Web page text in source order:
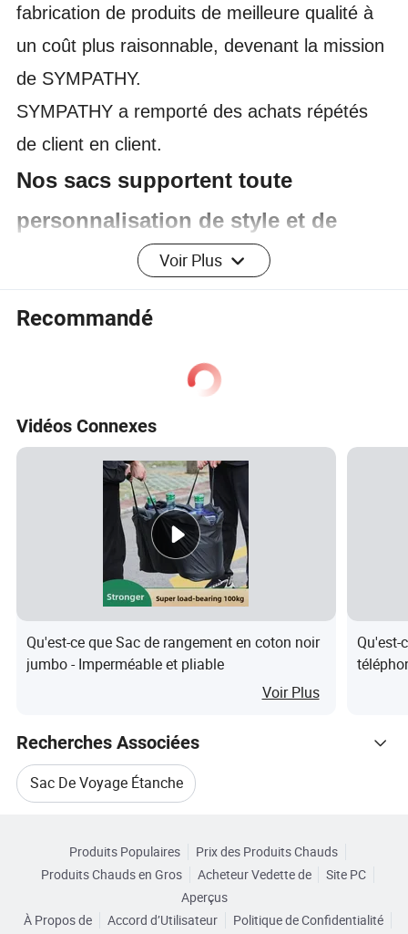
fabrication de produits de meilleure qualité à
un coût plus raisonnable, devenant la mission
de SYMPATHY.
SYMPATHY a remporté des achats répétés
de client en client.
Nos sacs supportent toute
personnalisation de style et de
couleur, garantie de votre
Description du produit
Nos avantages:
1. Nous avons passé la certification de
de sacs écologiques en Chine!
2. Notre entreprise a été fondée en 2013 avec
production de bagages!
Produits de haute qualité, prix compétitifs,
livraison rapide et service de première classe!
Voir Plus
Recommandé
Vidéos Connexes
Qu'est-ce que Sac de rangement en coton noir
jumbo - Imperméable et pliable
Voir Plus
Qu'est-
Recherches Associées
Sac De Voyage Étanche
Sac De Voyage Étanche Sac De Voyage Pliable
Parcourir par Catégories
Produits Populaires
Prix des Produits Chauds
Produits Chauds en Gros
Acheteur Vedette de
Site PC
Aperçus
À Propos de
Accord d’Utilisateur Politique de Confidentialité